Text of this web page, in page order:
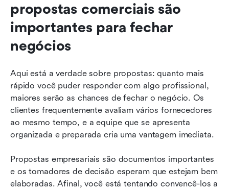
propostas comerciais são
importantes para fechar
negócios
Aqui está a verdade sobre propostas: quanto mais
rápido você puder responder com algo profissional,
maiores serão as chances de fechar o negócio. Os
clientes frequentemente avaliam vários fornecedores
ao mesmo tempo, e a equipe que se apresenta
organizada e preparada cria uma vantagem imediata.
Propostas empresariais são documentos importantes
e os tomadores de decisão esperam que estejam bem
elaboradas. Afinal, você está tentando convencê-los a